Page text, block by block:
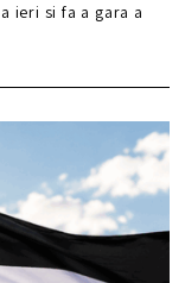
ieri si fa a gara a